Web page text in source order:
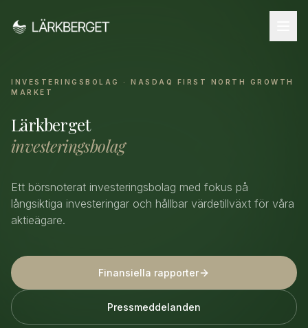
INVESTERINGSBOLAG · NASDAQ FIRST NORTH GROWTH
MARKET
Lärkberget
investeringsbolag
Ett börsnoterat investeringsbolag med fokus på
långsiktiga investeringar och hållbar värdetillväxt för våra
aktieägare.
Finansiella rapporter
Pressmeddelanden